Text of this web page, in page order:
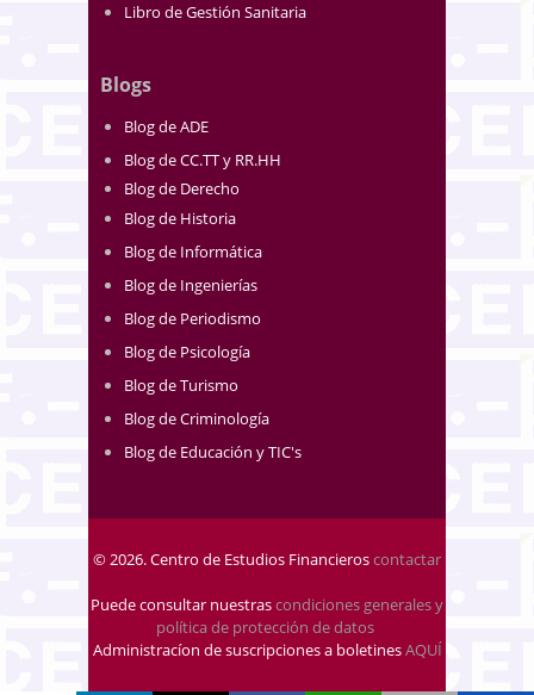
Libro de Gestión Sanitaria
Blogs
Blog de ADE
Blog de CC.TT y RR.HH
Blog de Derecho
Blog de Historia
Blog de Informática
Blog de Ingenierías
Blog de Periodismo
Blog de Psicología
Blog de Turismo
Blog de Criminología
Blog de Educación y TIC's
© 2026. Centro de Estudios Financieroscontactar
Puede consultar nuestrascondiciones generales y
política de protección de datos
Administracíon de suscripciones a boletinesAQUÍ